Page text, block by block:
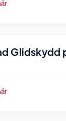
Glidskydd